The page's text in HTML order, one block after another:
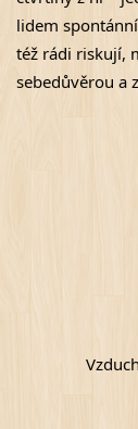
lidem
též rádi riskují,
sebedůvěrou a
Vzduch